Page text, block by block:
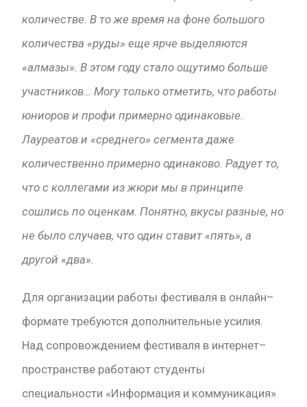
количестве. В то же время на фоне большого
количества «руды» еще ярче выделяются
«алмазы». В этом году стало ощутимо больше
участников… Могу только отметить, что работы
юниоров и профи примерно одинаковые.
Лауреатов и «среднего» сегмента даже
количественно примерно одинаково. Радует то,
что с коллегами из жюри мы в принципе
сошлись по оценкам. Понятно, вкусы разные, но
не было случаев, что один ставит «пять», а
другой «два».
Для организации работы фестиваля в онлайн–
формате требуются дополнительные усилия.
Над сопровождением фестиваля в интернет–
пространстве работают студенты
специальности «Информация и коммуникация»